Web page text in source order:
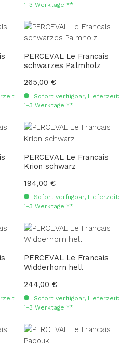
1-3 Werktage **
PERCEVAL Le Francais
schwarzes Palmholz
Regulärer Preis:
265,00 €
Sofort verfügbar, Lieferzeit:
1-3 Werktage **
PERCEVAL Le Francais
Krion schwarz
Regulärer Preis:
194,00 €
Sofort verfügbar, Lieferzeit:
1-3 Werktage **
PERCEVAL Le Francais
Widderhorn hell
Regulärer Preis:
244,00 €
Sofort verfügbar, Lieferzeit:
1-3 Werktage **